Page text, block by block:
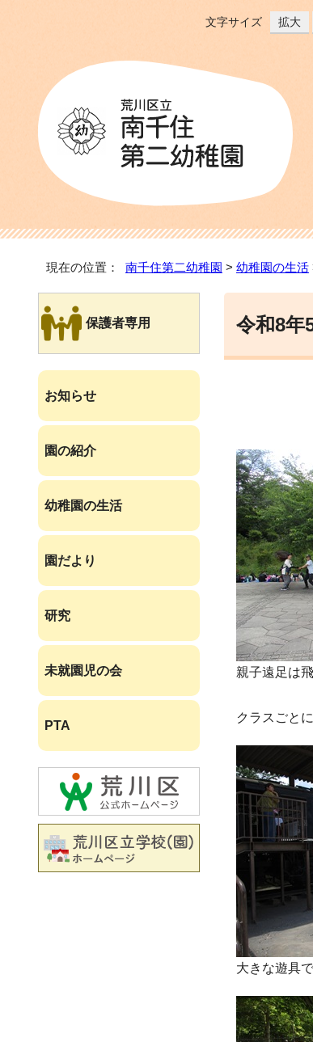
文字サイズ 拡大
現在の位置： 南千住第二幼稚園 > 幼稚園の生活
令和8
親子遠足は
クラスごと
大きな遊具
保護者専用
お知らせ
園の紹介
幼稚園の生活
園だより
研究
未就園児の会
PTA